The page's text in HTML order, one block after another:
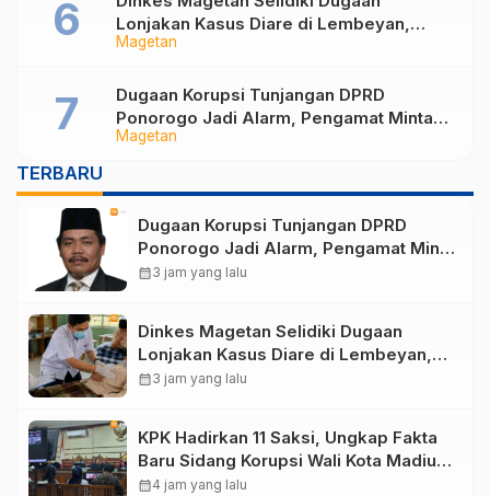
Magetan
Lonjakan Kasus Diare di Lembeyan,
Lakukan Penyelidikan Epidemiologi
Magetan
Dugaan Korupsi Tunjangan DPRD
Ponorogo Jadi Alarm, Pengamat Minta
Magetan Perkuat Tata Kelola
TERBARU
Dugaan Korupsi Tunjangan DPRD
Ponorogo Jadi Alarm, Pengamat Minta
Magetan Perkuat Tata Kelola
calendar_month3 jam yang lalu
Dinkes Magetan Selidiki Dugaan
Lonjakan Kasus Diare di Lembeyan,
Lakukan Penyelidikan Epidemiologi
calendar_month3 jam yang lalu
KPK Hadirkan 11 Saksi, Ungkap Fakta
Baru Sidang Korupsi Wali Kota Madiun
Nonaktif Maidi
calendar_month4 jam yang lalu